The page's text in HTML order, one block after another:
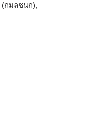
(กมลชนก),